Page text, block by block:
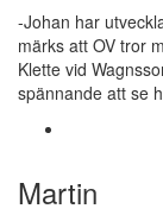
-Johan har
märks att OV tror
Klette vid
spännande att se
Martin